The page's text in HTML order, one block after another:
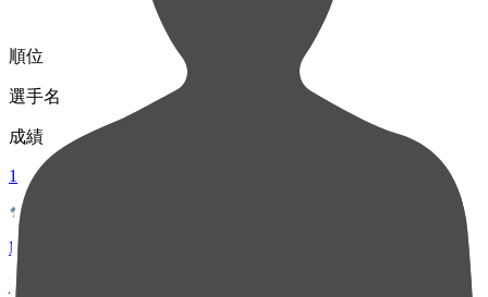
順位
選手名
成績
1
MF 18
新井 光